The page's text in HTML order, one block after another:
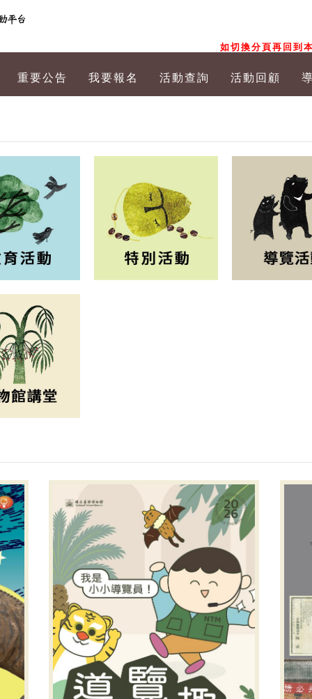
如切換分頁再回到
重要公告 我要報名 活動查詢 活動回顧